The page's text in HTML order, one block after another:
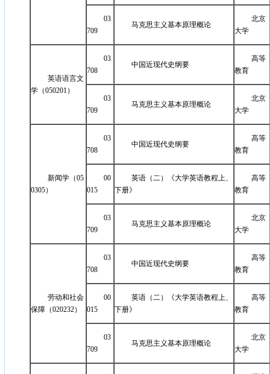
03
709
马克思主义基本原理概论
北京
大学
英语语言文
学（050201）
03
708
中国近现代史纲要
高等
教育
03
709
马克思主义基本原理概论
北京
大学
新闻学（05
0305）
03
708
中国近现代史纲要
高等
教育
00
015
英语（二）《大学英语教程上、
下册》
高等
教育
03
709
马克思主义基本原理概论
北京
大学
劳动和社会
保障（020232）
03
708
中国近现代史纲要
高等
教育
00
015
英语（二）《大学英语教程上、
下册》
高等
教育
03
709
马克思主义基本原理概论
北京
大学